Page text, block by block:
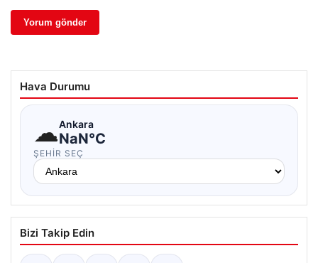
Hava Durumu
☁Ankara
NaN°C
ŞEHIR SEÇ
Bizi Takip Edin